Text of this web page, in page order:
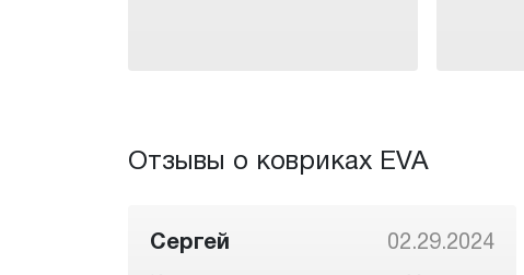
Отзывы о ковриках EVA
Сергей 02.29.2024